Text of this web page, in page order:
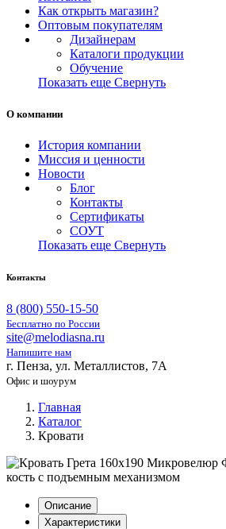
Как открыть магазин?
Оптовым покупателям
Дизайнерам
Каталоги продукции
Обучение
Показать еще Свернуть
О компании
История компании
Миссия и ценности
Новости
Блог
Контакты
Сертификаты
СОУТ
Показать еще Свернуть
Контакты
8 (800) 550-15-50
Бесплатно по России
site@melodiasna.ru
Напишите нам
г. Пенза, ул. Металлистов, 7А
Офис и шоурум
Главная
Каталог
Кровати
Описание
Характеристики